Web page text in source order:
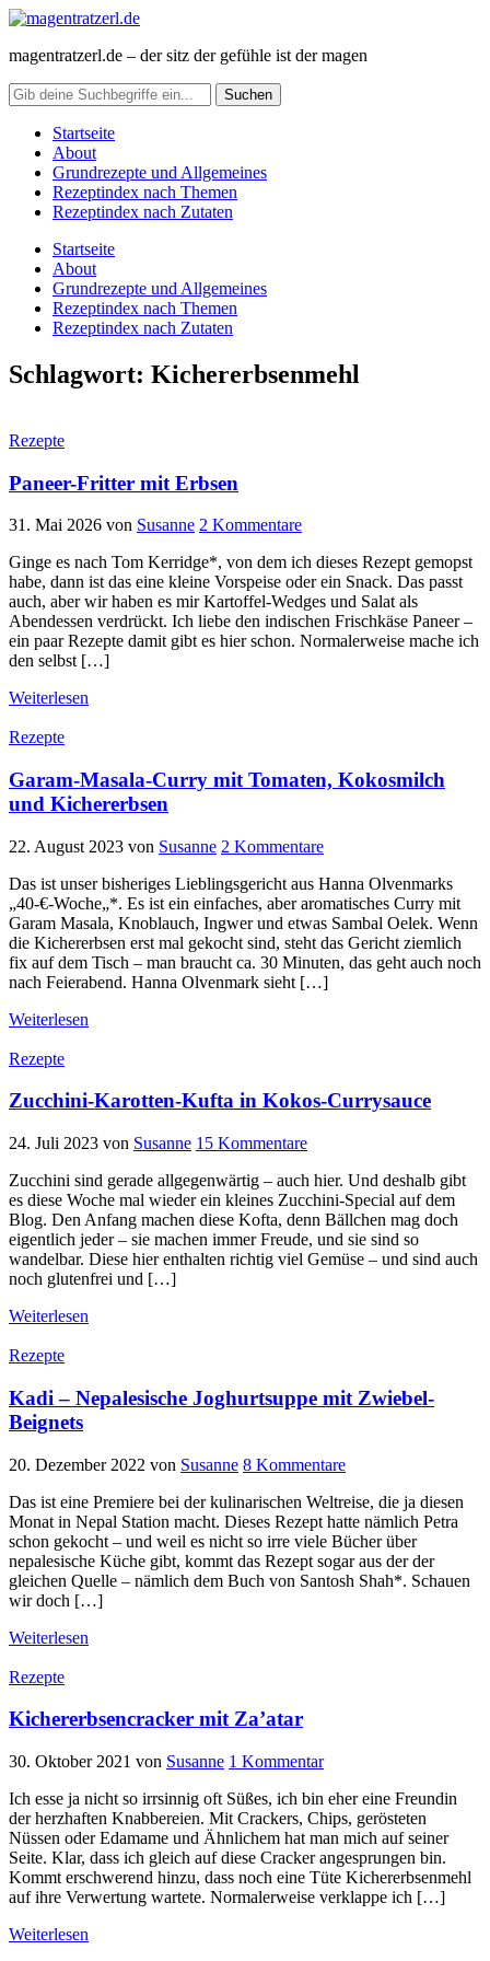
magentratzerl.de – der sitz der gefühle ist der magen
Startseite
About
Grundrezepte und Allgemeines
Rezeptindex nach Themen
Rezeptindex nach Zutaten
Startseite
About
Grundrezepte und Allgemeines
Rezeptindex nach Themen
Rezeptindex nach Zutaten
Schlagwort: Kichererbsenmehl
Rezepte
Paneer-Fritter mit Erbsen
31. Mai 2026 von Susanne 2 Kommentare
Ginge es nach Tom Kerridge*, von dem ich dieses Rezept gemopst
habe, dann ist das eine kleine Vorspeise oder ein Snack. Das passt
auch, aber wir haben es mir Kartoffel-Wedges und Salat als
Abendessen verdrückt. Ich liebe den indischen Frischkäse Paneer –
ein paar Rezepte damit gibt es hier schon. Normalerweise mache ich
den selbst […]
Weiterlesen
Rezepte
Garam-Masala-Curry mit Tomaten, Kokosmilch
und Kichererbsen
22. August 2023 von Susanne 2 Kommentare
Das ist unser bisheriges Lieblingsgericht aus Hanna Olvenmarks
„40-€-Woche„*. Es ist ein einfaches, aber aromatisches Curry mit
Garam Masala, Knoblauch, Ingwer und etwas Sambal Oelek. Wenn
die Kichererbsen erst mal gekocht sind, steht das Gericht ziemlich
fix auf dem Tisch – man braucht ca. 30 Minuten, das geht auch noch
nach Feierabend. Hanna Olvenmark sieht […]
Weiterlesen
Rezepte
Zucchini-Karotten-Kufta in Kokos-Currysauce
24. Juli 2023 von Susanne 15 Kommentare
Zucchini sind gerade allgegenwärtig – auch hier. Und deshalb gibt
es diese Woche mal wieder ein kleines Zucchini-Special auf dem
Blog. Den Anfang machen diese Kofta, denn Bällchen mag doch
eigentlich jeder – sie machen immer Freude, und sie sind so
wandelbar. Diese hier enthalten richtig viel Gemüse – und sind auch
noch glutenfrei und […]
Weiterlesen
Rezepte
Kadi – Nepalesische Joghurtsuppe mit Zwiebel-
Beignets
20. Dezember 2022 von Susanne 8 Kommentare
Das ist eine Premiere bei der kulinarischen Weltreise, die ja diesen
Monat in Nepal Station macht. Dieses Rezept hatte nämlich Petra
schon gekocht – und weil es nicht so irre viele Bücher über
nepalesische Küche gibt, kommt das Rezept sogar aus der der
gleichen Quelle – nämlich dem Buch von Santosh Shah*. Schauen
wir doch […]
Weiterlesen
Rezepte
Kichererbsencracker mit Za’atar
30. Oktober 2021 von Susanne 1 Kommentar
Ich esse ja nicht so irrsinnig oft Süßes, ich bin eher eine Freundin
der herzhaften Knabbereien. Mit Crackers, Chips, gerösteten
Nüssen oder Edamame und Ähnlichem hat man mich auf seiner
Seite. Klar, dass ich gleich auf diese Cracker angesprungen bin.
Kommt erschwerend hinzu, dass noch eine Tüte Kichererbsenmehl
auf ihre Verwertung wartete. Normalerweise verklappe ich […]
Weiterlesen